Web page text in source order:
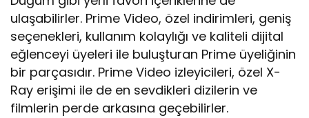
ulaşabilirler. Prime Video, özel indirimleri, geniş
seçenekleri, kullanım kolaylığı ve kaliteli dijital
eğlenceyi üyeleri ile buluşturan Prime üyeliğinin
bir parçasıdır. Prime Video izleyicileri, özel X-
Ray erişimi ile de en sevdikleri dizilerin ve
filmlerin perde arkasına geçebilirler.